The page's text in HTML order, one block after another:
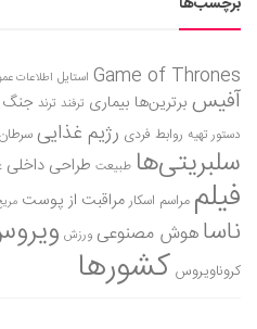
Game of Thrones استایل اطلاعات
آفیس برترین‌ها بیماری ترفند ترند جنگ
دستور تهیه روابط فردی رژیم غذاییسرطان
سلبریتی‌ها طبیعت طراحی داخلی
فیلم مراسم اسکارمراقبت از پوست
ناساهوش مصنوعی ورزش
کروناویروس کشورها